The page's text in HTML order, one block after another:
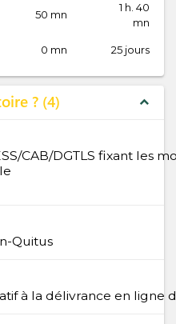
50 mn
1 h. 40
mn
0 mn 25 jours
? 4 expand_less
CAB/DGTLS fixant les
Quitus
à la délivrance en ligne